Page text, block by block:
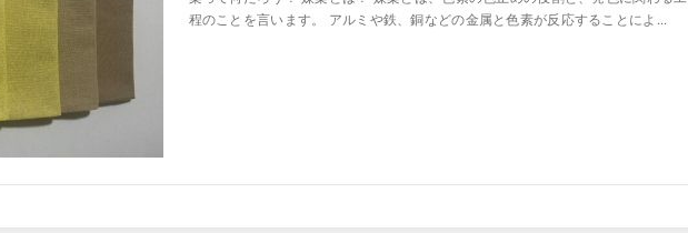
程のことを言います。 アルミや鉄、銅などの金属と色素が反応することによ...